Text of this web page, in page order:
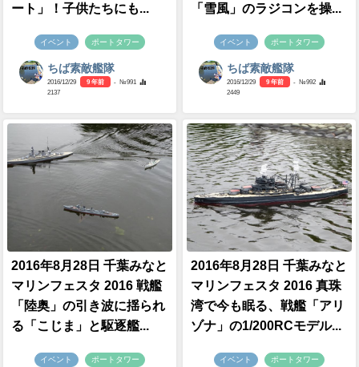
ート」！子供たちにも...
イベント ポートタワー
ちば素敵艦隊
2016/12/29 9 年前
- №991
2137
「雪風」のラジコンを操...
イベント ポートタワー
ちば素敵艦隊
2016/12/29 9 年前
- №992
2449
2016年8月28日 千葉みなと
マリンフェスタ 2016 戦艦
「陸奥」の引き波に揺られ
る「こじま」と駆逐艦...
イベント ポートタワー
2016年8月28日 千葉みなと
マリンフェスタ 2016 真珠
湾で今も眠る、戦艦「アリ
ゾナ」の1/200RCモデル...
イベント ポートタワー